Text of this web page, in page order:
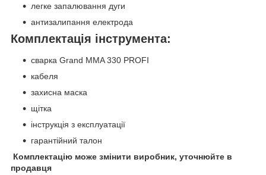
легке запалювання дуги
антизалипання електрода
Комплектація інструмента:
сварка Grand MMA 330 PROFI
кабеля
захисна маска
щітка
інструкція з експлуатації
гарантійний талон
Комплектацію може змінити виробник, уточнюйте в
продавця